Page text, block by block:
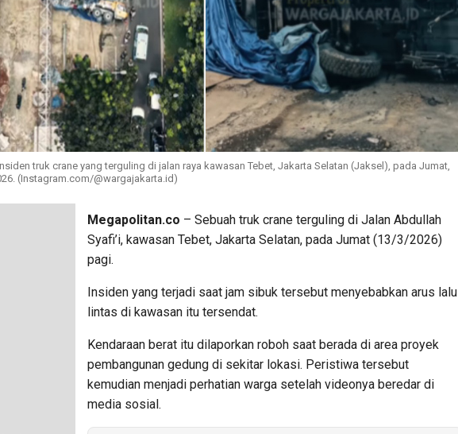
truk crane yang terguling di jalan raya kawasan Tebet, Jakarta Selatan (Jaksel), pada Jumat,
(Instagram.com/@wargajakarta.id)
Megapolitan.co – Sebuah truk crane terguling di Jalan Abdullah
Syafi’i, kawasan Tebet, Jakarta Selatan, pada Jumat (13/3/2026)
pagi.
Insiden yang terjadi saat jam sibuk tersebut menyebabkan arus lalu
lintas di kawasan itu tersendat.
Kendaraan berat itu dilaporkan roboh saat berada di area proyek
pembangunan gedung di sekitar lokasi. Peristiwa tersebut
kemudian menjadi perhatian warga setelah videonya beredar di
media sosial.